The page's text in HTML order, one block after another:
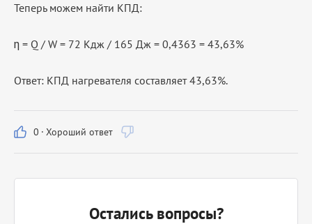
Теперь можем найти КПД:
η = Q / W = 72 Кдж / 165 Дж = 0,4363 = 43,63%
Ответ: КПД нагревателя составляет 43,63%.
0 · Хороший ответ
Остались вопросы?